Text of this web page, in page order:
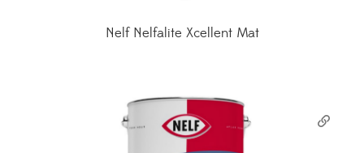
Nelf Nelfalite Xcellent Mat